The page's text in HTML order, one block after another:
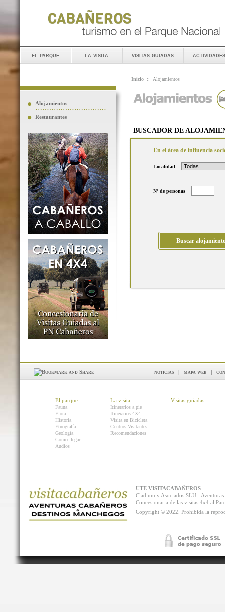
el parque la visita visitas guiadas actividades
Alojamientos
Restaurantes
Inicio :: Alojamientos
BUSCADOR DE
En el área de influencia
Localidad
Nº de personas
noticias | mapa web |
El parque
Fauna
Flora
Historia
Etnografía
Geología
Como llegar
Audios
La visita
Itinerarios a pie
Itinerarios 4X4
Visita en Bicicleta
Centros Visitantes
Recomendaciones
Visitas guiadas
UTE VISITACABAÑEROS
Cladium y Asociados SLU -
Concesionaria de las visitas 4x4 al
Copyright © 2022. Prohibida la